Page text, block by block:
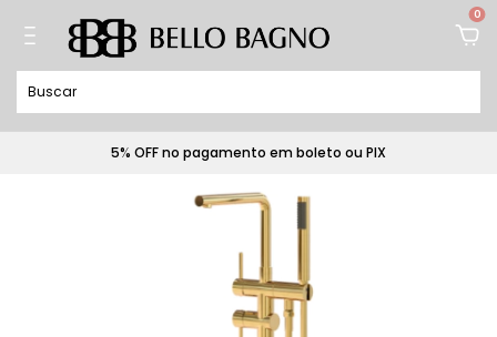
0
5% OFF no pagamento em boleto ou PIX